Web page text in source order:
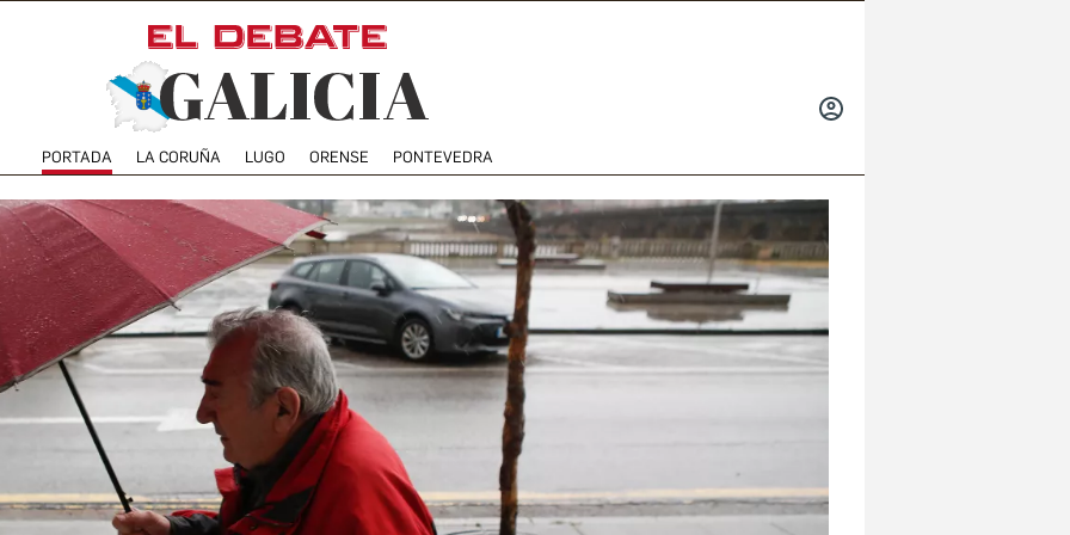
PORTADA LA CORUÑA LUGO ORENSE PONTEVEDRA